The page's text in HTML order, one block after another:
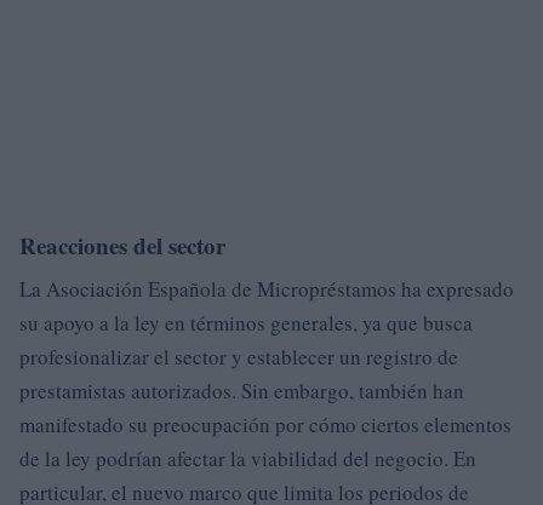
Reacciones del sector
La Asociación Española de Micropréstamos ha expresado
su apoyo a la ley en términos generales, ya que busca
profesionalizar el sector y establecer un registro de
prestamistas autorizados. Sin embargo, también han
manifestado su preocupación por cómo ciertos elementos
de la ley podrían afectar la viabilidad del negocio. En
particular, el nuevo marco que limita los periodos de